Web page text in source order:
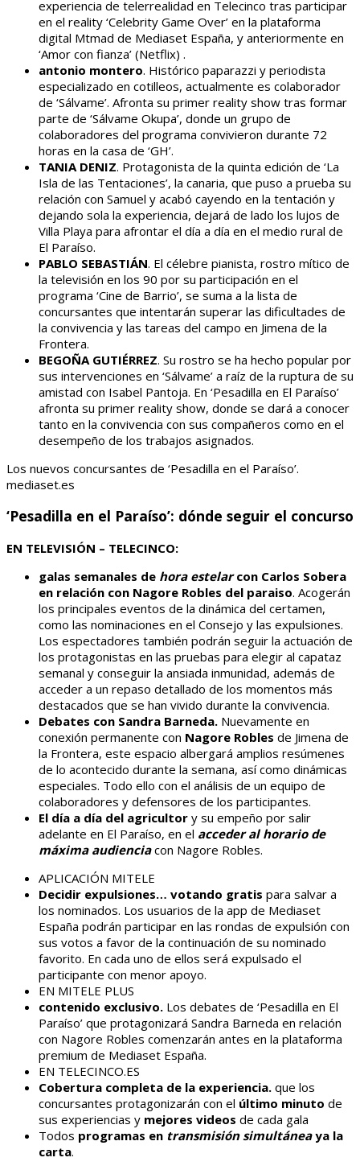
experiencia de telerrealidad en Telecinco tras participar
en el reality ‘Celebrity Game Over’ en la plataforma
digital Mtmad de Mediaset España, y anteriormente en
‘Amor con fianza’ (Netflix) .
antonio montero. Histórico paparazzi y periodista
especializado en cotilleos, actualmente es colaborador
de ‘Sálvame’. Afronta su primer reality show tras formar
parte de ‘Sálvame Okupa’, donde un grupo de
colaboradores del programa convivieron durante 72
horas en la casa de ‘GH’.
TANIA DENIZ. Protagonista de la quinta edición de ‘La
Isla de las Tentaciones’, la canaria, que puso a prueba su
relación con Samuel y acabó cayendo en la tentación y
dejando sola la experiencia, dejará de lado los lujos de
Villa Playa para afrontar el día a día en el medio rural de
El Paraíso.
PABLO SEBASTIÁN. El célebre pianista, rostro mítico de
la televisión en los 90 por su participación en el
programa ‘Cine de Barrio’, se suma a la lista de
concursantes que intentarán superar las dificultades de
la convivencia y las tareas del campo en Jimena de la
Frontera.
BEGOÑA GUTIÉRREZ. Su rostro se ha hecho popular por
sus intervenciones en ‘Sálvame’ a raíz de la ruptura de su
amistad con Isabel Pantoja. En ‘Pesadilla en El Paraíso’
afronta su primer reality show, donde se dará a conocer
tanto en la convivencia con sus compañeros como en el
desempeño de los trabajos asignados.
Los nuevos concursantes de ‘Pesadilla en el Paraíso’.
mediaset.es
‘Pesadilla en el Paraíso’: dónde seguir el concurso
EN TELEVISIÓN – TELECINCO:
galas semanales de hora estelarcon Carlos Sobera
en relación con Nagore Robles del paraiso. Acogerán
los principales eventos de la dinámica del certamen,
como las nominaciones en el Consejo y las expulsiones.
Los espectadores también podrán seguir la actuación de
los protagonistas en las pruebas para elegir al capataz
semanal y conseguir la ansiada inmunidad, además de
acceder a un repaso detallado de los momentos más
destacados que se han vivido durante la convivencia.
Debates con Sandra Barneda. Nuevamente en
conexión permanente con Nagore Robles de Jimena de
la Frontera, este espacio albergará amplios resúmenes
de lo acontecido durante la semana, así como dinámicas
especiales. Todo ello con el análisis de un equipo de
colaboradores y defensores de los participantes.
El día a día del agricultor y su empeño por salir
adelante en El Paraíso, en el acceder al horario de
máxima audienciacon Nagore Robles.
APLICACIÓN MITELE
Decidir expulsiones… votando gratis para salvar a
los nominados. Los usuarios de la app de Mediaset
España podrán participar en las rondas de expulsión con
sus votos a favor de la continuación de su nominado
favorito. En cada uno de ellos será expulsado el
participante con menor apoyo.
EN MITELE PLUS
contenido exclusivo. Los debates de ‘Pesadilla en El
Paraíso’ que protagonizará Sandra Barneda en relación
con Nagore Robles comenzarán antes en la plataforma
premium de Mediaset España.
EN TELECINCO.ES
Cobertura completa de la experiencia. que los
concursantes protagonizarán con el último minuto de
sus experiencias y mejores videos de cada gala
Todos programas en transmisión simultáneaya la
carta.